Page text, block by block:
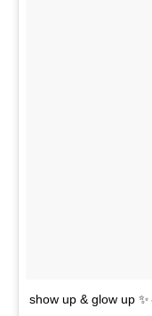
show up & glow up